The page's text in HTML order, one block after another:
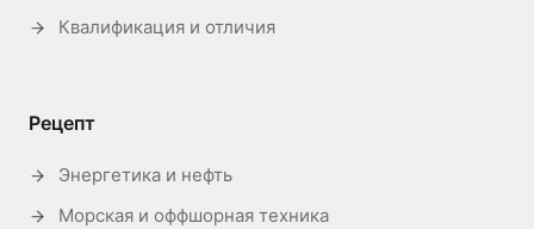
Квалификация и отличия
Рецепт
Энергетика и нефть
Морская и оффшорная техника